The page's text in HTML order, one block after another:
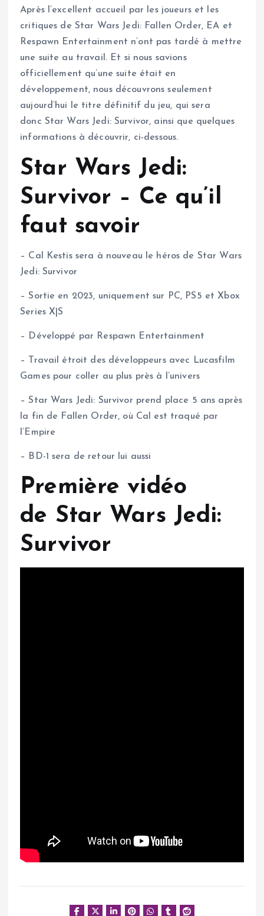
Après l’excellent accueil par les joueurs et les
critiques de Star Wars Jedi: Fallen Order, EA et
Respawn Entertainment n’ont pas tardé à mettre
une suite au travail. Et si nous savions
officiellement qu’une suite était en
développement, nous découvrons seulement
aujourd’hui le titre définitif du jeu, qui sera
donc Star Wars Jedi: Survivor, ainsi que quelques
informations à découvrir, ci-dessous.
Star Wars Jedi:
Survivor – Ce qu’il
faut savoir
– Cal Kestis sera à nouveau le héros de Star Wars
Jedi: Survivor
– Sortie en 2023, uniquement sur PC, PS5 et Xbox
Series X|S
– Développé par Respawn Entertainment
– Travail étroit des développeurs avec Lucasfilm
Games pour coller au plus près à l’univers
– Star Wars Jedi: Survivor prend place 5 ans après
la fin de Fallen Order, où Cal est traqué par
l’Empire
– BD-1 sera de retour lui aussi
Première vidéo
de Star Wars Jedi:
Survivor